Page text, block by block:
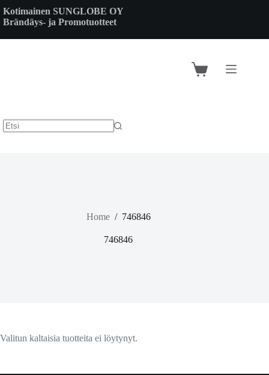
to
content
Kotimainen SUNGLOBE OY
Brändäys- ja Promotuotteet
Shopping
Home / 746846
746846
Valitun kaltaisia tuotteita ei löytynyt.